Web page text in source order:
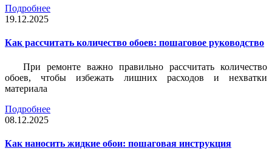
Подробнее
19.12.2025
Как рассчитать количество обоев: пошаговое руководство
При ремонте важно правильно рассчитать количество
обоев, чтобы избежать лишних расходов и нехватки
материала
Подробнее
08.12.2025
Как наносить жидкие обои: пошаговая инструкция